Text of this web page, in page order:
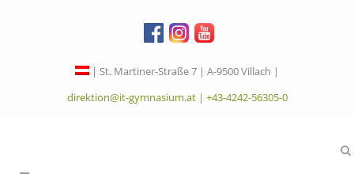
| St. Martiner-Straße 7 | A-9500 Villach |
direktion@it-gymnasium.at| +43-4242-56305-0